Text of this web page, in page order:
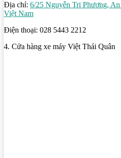
Địa chỉ: 6/25 Nguyễn Tri Phương,
Việt Nam
Điện thoại: 028 5443 2212
4. Cửa hàng xe máy Việt Thái Quân